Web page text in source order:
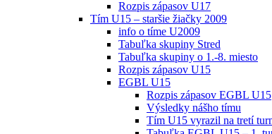
Rozpis zápasov U17
Tím U15 – staršie žiačky 2009
info o tíme U2009
Tabuľka skupiny Stred
Tabuľka skupiny o 1.-8. miesto
Rozpis zápasov U15
EGBL U15
Rozpis zápasov EGBL U15
Výsledky nášho tímu
Tím U15 vyrazil na tretí